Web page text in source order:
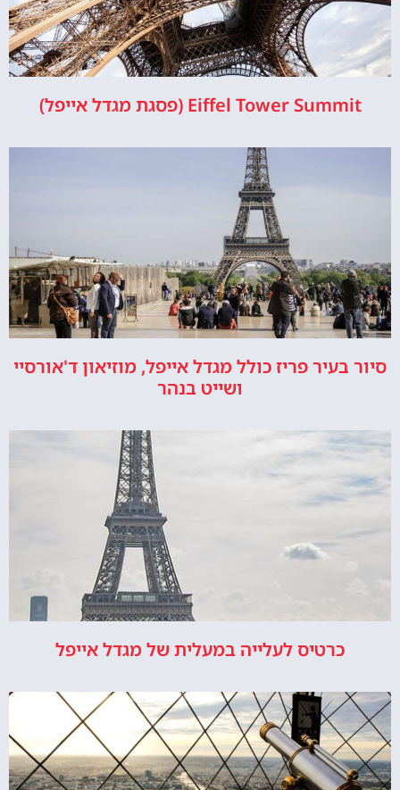
Eiffel Tower Summit (פסגת מגדל אייפל)
סיור בעיר פריז כולל מגדל אייפל, מוזיאון ד'אורסיי
ושייט בנהר
כרטיס לעלייה במעלית של מגדל אייפל